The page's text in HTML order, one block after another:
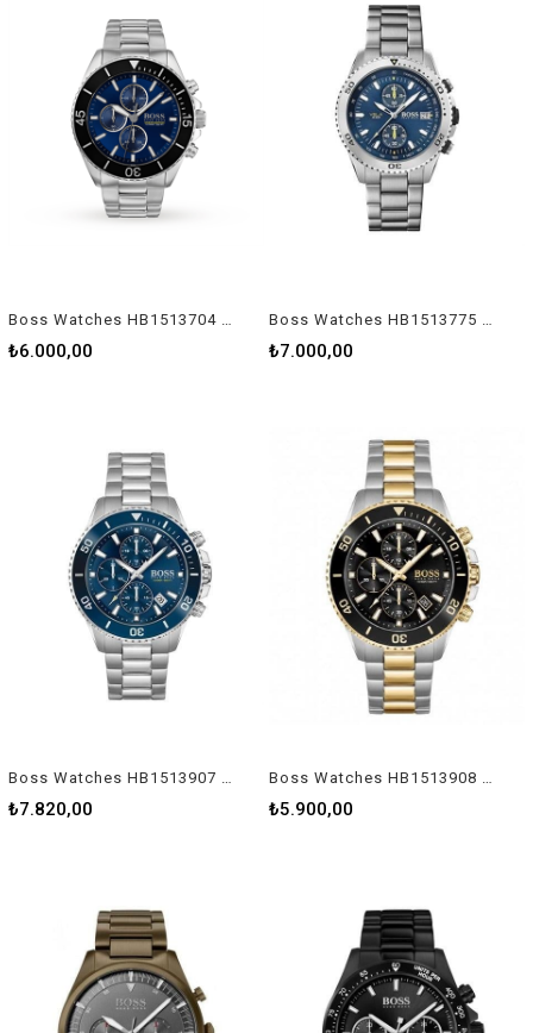
Boss Watches HB1513704 Erkek Kol Saati
₺6.000,00
Boss Watches HB1513775 Erkek Kol Saati
₺7.000,00
₺7.820,00 ₺5.900,00